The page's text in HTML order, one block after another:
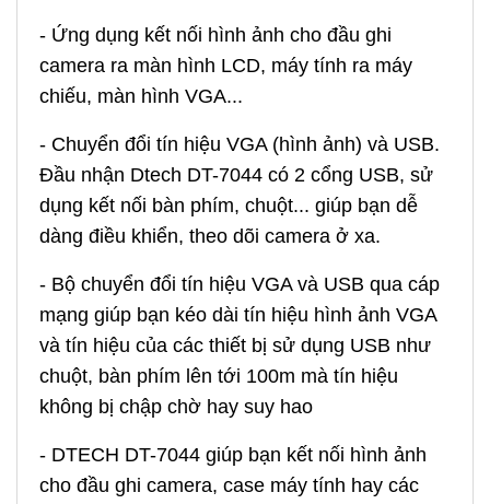
- Ứng dụng kết nối hình ảnh cho đầu ghi
camera ra màn hình LCD, máy tính ra máy
chiếu, màn hình VGA...
- Chuyển đổi tín hiệu VGA (hình ảnh) và USB.
Đầu nhận Dtech DT-7044 có 2 cổng USB, sử
dụng kết nối bàn phím, chuột... giúp bạn dễ
dàng điều khiển, theo dõi camera ở xa.
- Bộ chuyển đổi tín hiệu VGA và USB qua cáp
mạng giúp bạn kéo dài tín hiệu hình ảnh VGA
và tín hiệu của các thiết bị sử dụng USB như
chuột, bàn phím lên tới 100m mà tín hiệu
không bị chập chờ hay suy hao
- DTECH DT-7044 giúp bạn kết nối hình ảnh
cho đầu ghi camera, case máy tính hay các